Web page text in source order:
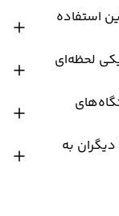
استفاده
لحظه‌ای
به